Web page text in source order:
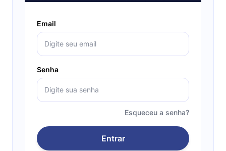
Email
Senha
Esqueceu a senha?
Entrar